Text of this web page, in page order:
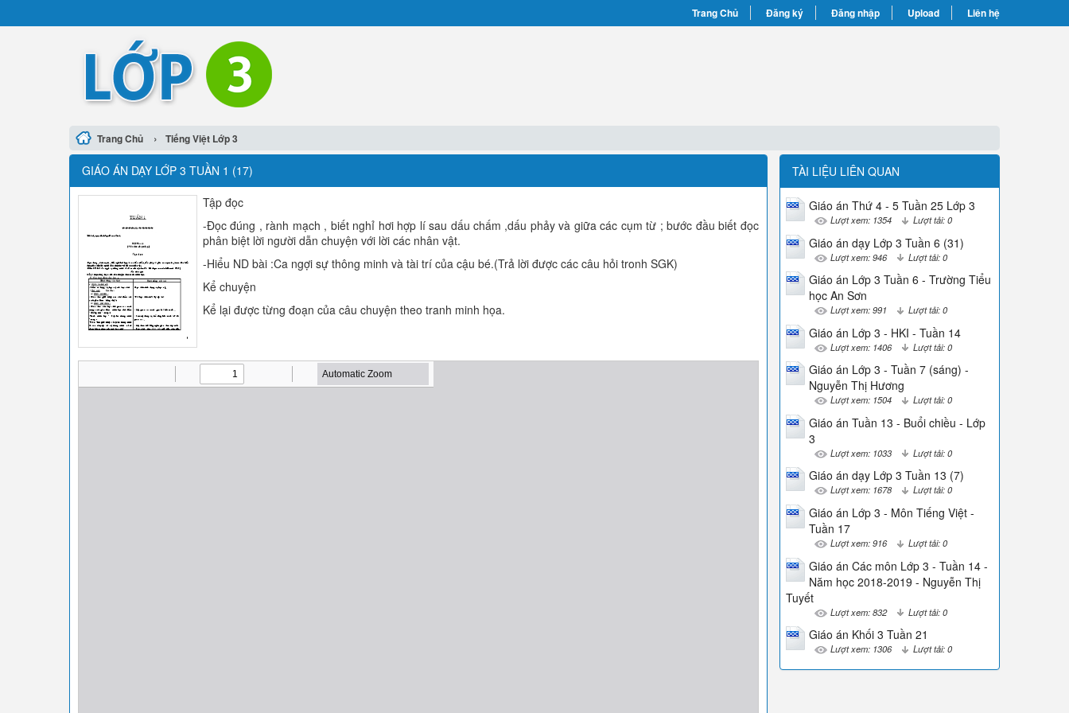
Trang Chủ Đăng ký Đăng nhập Upload Liên hệ
Trang Chủ › Tiếng Việt Lớp 3
GIÁO ÁN DẠY LỚP 3 TUẦN 1 (17)
Tập đọc
-Đọc đúng , rành mạch , biết nghỉ hơi hợp lí sau dấu chấm ,dấu phảy và giữa các cụm từ ; bước đầu biết đọc
phân biệt lời người dẫn chuyện với lời các nhân vật.
-Hiểu ND bài :Ca ngợi sự thông minh và tài trí của cậu bé.(Trả lời được các câu hỏi tronh SGK)
Kể chuyện
Kể lại được từng đoạn của câu chuyện theo tranh minh họa.
TÀI LIỆU LIÊN QUAN
Giáo án Thứ 4 - 5 Tuần 25 Lớp 3
Lượt xem: 1354 Lượt tải: 0
Giáo án dạy Lớp 3 Tuần 6 (31)
Lượt xem: 946 Lượt tải: 0
Giáo án Lớp 3 Tuần 6 - Trường Tiểu
học An Sơn
Lượt xem: 991 Lượt tải: 0
Giáo án Lớp 3 - HKI - Tuần 14
Lượt xem: 1406 Lượt tải: 0
Giáo án Lớp 3 - Tuần 7 (sáng) -
Nguyễn Thị Hương
Lượt xem: 1504 Lượt tải: 0
Giáo án Tuần 13 - Buổi chiều - Lớp
3
Lượt xem: 1033 Lượt tải: 0
Giáo án dạy Lớp 3 Tuần 13 (7)
Lượt xem: 1678 Lượt tải: 0
Giáo án Lớp 3 - Môn Tiếng Việt -
Tuần 17
Lượt xem: 916 Lượt tải: 0
Giáo án Các môn Lớp 3 - Tuần 14 -
Năm học 2018-2019 - Nguyễn Thị
Tuyết
Lượt xem: 832 Lượt tải: 0
Giáo án Khối 3 Tuần 21
Lượt xem: 1306 Lượt tải: 0